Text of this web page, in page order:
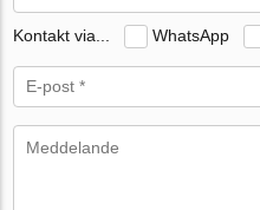
Kontakt via... WhatsApp